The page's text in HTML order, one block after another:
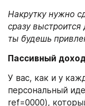
Накрутку нужно
сразу
ты будешь
Пассивный
У вас, как и у
персональный
ref=0000),